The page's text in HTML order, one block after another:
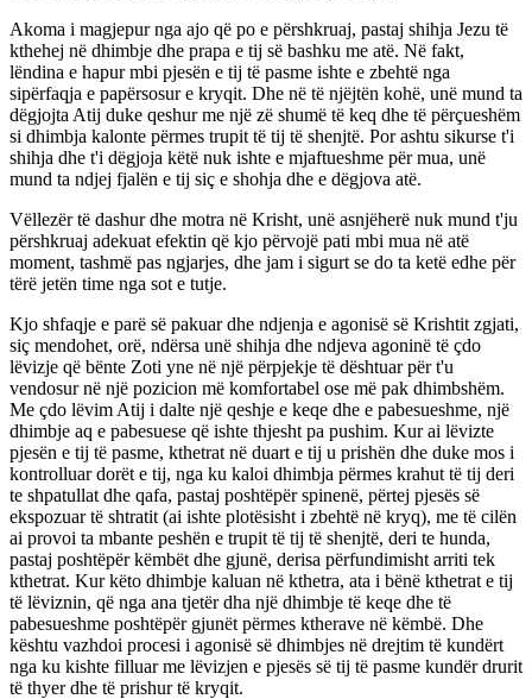
Akoma i magjepur nga ajo që po e përshkruaj, pastaj shihja Jezu të
kthehej në dhimbje dhe prapa e tij së bashku me atë. Në fakt,
lëndina e hapur mbi pjesën e tij të pasme ishte e zbehtë nga
sipërfaqja e papërsosur e kryqit. Dhe në të njëjtën kohë, unë mund ta
dëgjojta Atij duke qeshur me një zë shumë të keq dhe të përçueshëm
si dhimbja kalonte përmes trupit të tij të shenjtë. Por ashtu sikurse t'i
shihja dhe t'i dëgjoja këtë nuk ishte e mjaftueshme për mua, unë
mund ta ndjej fjalën e tij siç e shohja dhe e dëgjova atë.
Vëllezër të dashur dhe motra në Krisht, unë asnjëherë nuk mund t'ju
përshkruaj adekuat efektin që kjo përvojë pati mbi mua në atë
moment, tashmë pas ngjarjes, dhe jam i sigurt se do ta ketë edhe për
tërë jetën time nga sot e tutje.
Kjo shfaqje e parë së pakuar dhe ndjenja e agonisë së Krishtit zgjati,
siç mendohet, orë, ndërsa unë shihja dhe ndjeva agoninë të çdo
lëvizje që bënte Zoti yne në një përpjekje të dështuar për t'u
vendosur në një pozicion më komfortabel ose më pak dhimbshëm.
Me çdo lëvim Atij i dalte një qeshje e keqe dhe e pabesueshme, një
dhimbje aq e pabesuese që ishte thjesht pa pushim. Kur ai lëvizte
pjesën e tij të pasme, kthetrat në duart e tij u prishën dhe duke mos i
kontrolluar dorët e tij, nga ku kaloi dhimbja përmes krahut të tij deri
te shpatullat dhe qafa, pastaj poshtëpër spinenë, përtej pjesës së
ekspozuar të shtratit (ai ishte plotësisht i zbehtë në kryq), me të cilën
ai provoi ta mbante peshën e trupit të tij të shenjtë, deri te hunda,
pastaj poshtëpër këmbët dhe gjunë, derisa përfundimisht arriti tek
kthetrat. Kur këto dhimbje kaluan në kthetra, ata i bënë kthetrat e tij
të lëviznin, që nga ana tjetër dha një dhimbje të keqe dhe të
pabesueshme poshtëpër gjunët përmes ktherave në këmbë. Dhe
kështu vazhdoi procesi i agonisë së dhimbjes në drejtim të kundërt
nga ku kishte filluar me lëvizjen e pjesës së tij të pasme kundër drurit
të thyer dhe të prishur të kryqit.